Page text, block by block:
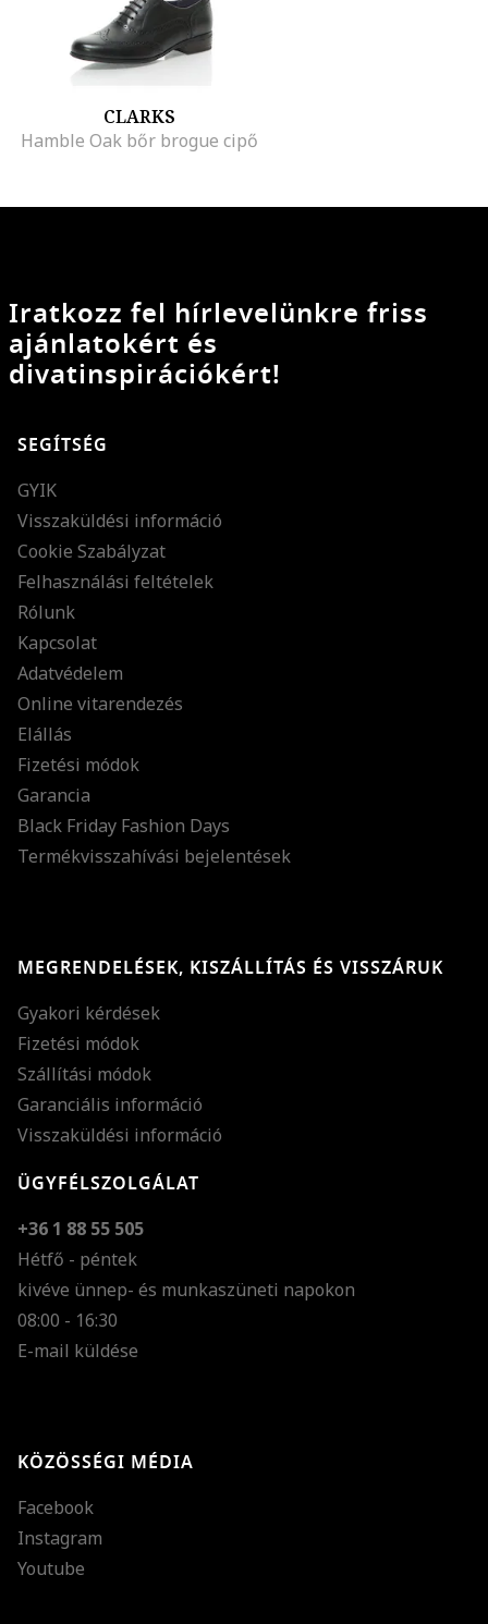
CLARKS
Hamble Oak bőr brogue cipő
Iratkozz fel hírlevelünkre friss
ajánlatokért és
divatinspirációkért!
SEGÍTSÉG
GYIK
Visszaküldési információ
Cookie Szabályzat
Felhasználási feltételek
Rólunk
Kapcsolat
Adatvédelem
Online vitarendezés
Elállás
Fizetési módok
Garancia
Black Friday Fashion Days
Termékvisszahívási bejelentések
MEGRENDELÉSEK, KISZÁLLÍTÁS ÉS VISSZÁRUK
Gyakori kérdések
Fizetési módok
Szállítási módok
Garanciális információ
Visszaküldési információ
ÜGYFÉLSZOLGÁLAT
+36 1 88 55 505
Hétfő - péntek
kivéve ünnep- és munkaszüneti napokon
08:00 - 16:30
E-mail küldése
KÖZÖSSÉGI MÉDIA
Facebook
Instagram
Youtube